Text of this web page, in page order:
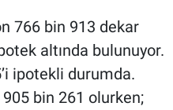
766 bin 913 dekar
altında bulunuyor.
ipotekli durumda.
905 bin 261 olurken;